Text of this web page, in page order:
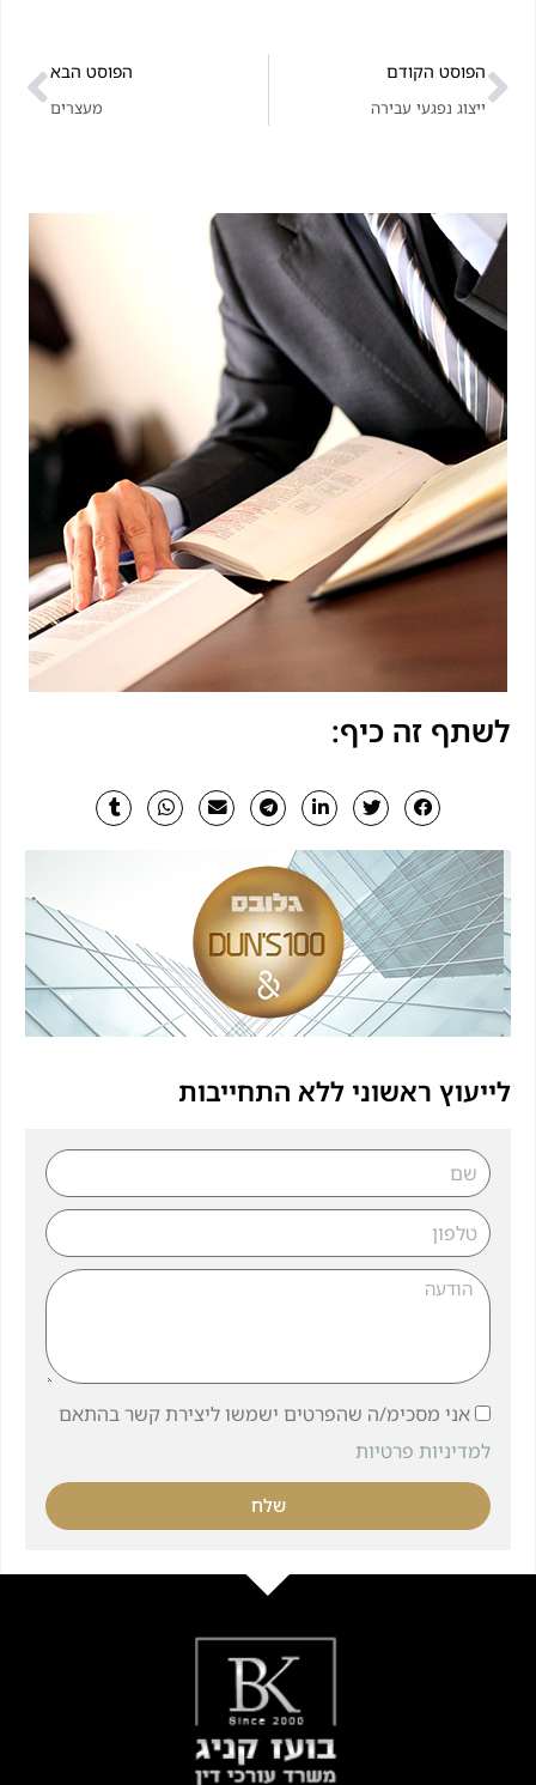
לשתף זה כיף:
לייעוץ ראשוני ללא התחייבות
אני מסכימ/ה שהפרטים ישמשו ליצירת קשר בהתאם
למדיניות פרטיות
שלח
הפוסט הקודם
ייצוג נפגעי עבירה
הפוסט הבא
מעצרים